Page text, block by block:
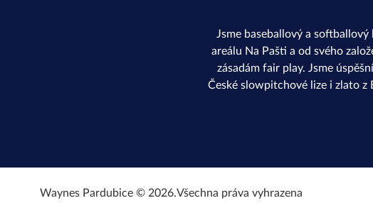
Jsme baseballový a
areálu Na Pašti a od svého
zásadám fair play. Jsme
České slowpitchové lize i zlato z
Waynes Pardubice © 2026.Všechna práva vyhrazena